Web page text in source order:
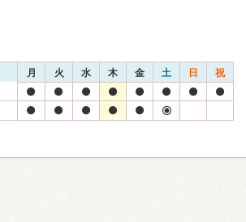
月 火 水 木 金 土 日 祝